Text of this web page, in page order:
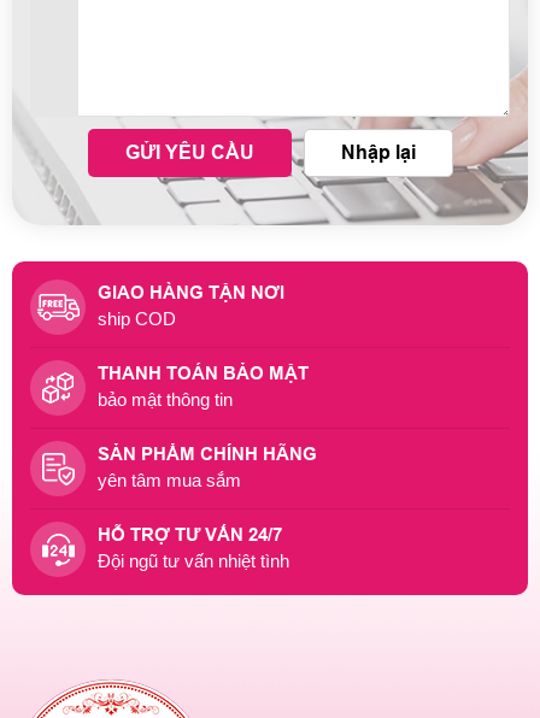
GỬI YÊU CẦU Nhập lại
GIAO HÀNG TẬN NƠI
ship COD
THANH TOÁN BẢO MẬT
bảo mật thông tin
SẢN PHẨM CHÍNH HÃNG
yên tâm mua sắm
HỖ TRỢ TƯ VẤN 24/7
Đội ngũ tư vấn nhiệt tình